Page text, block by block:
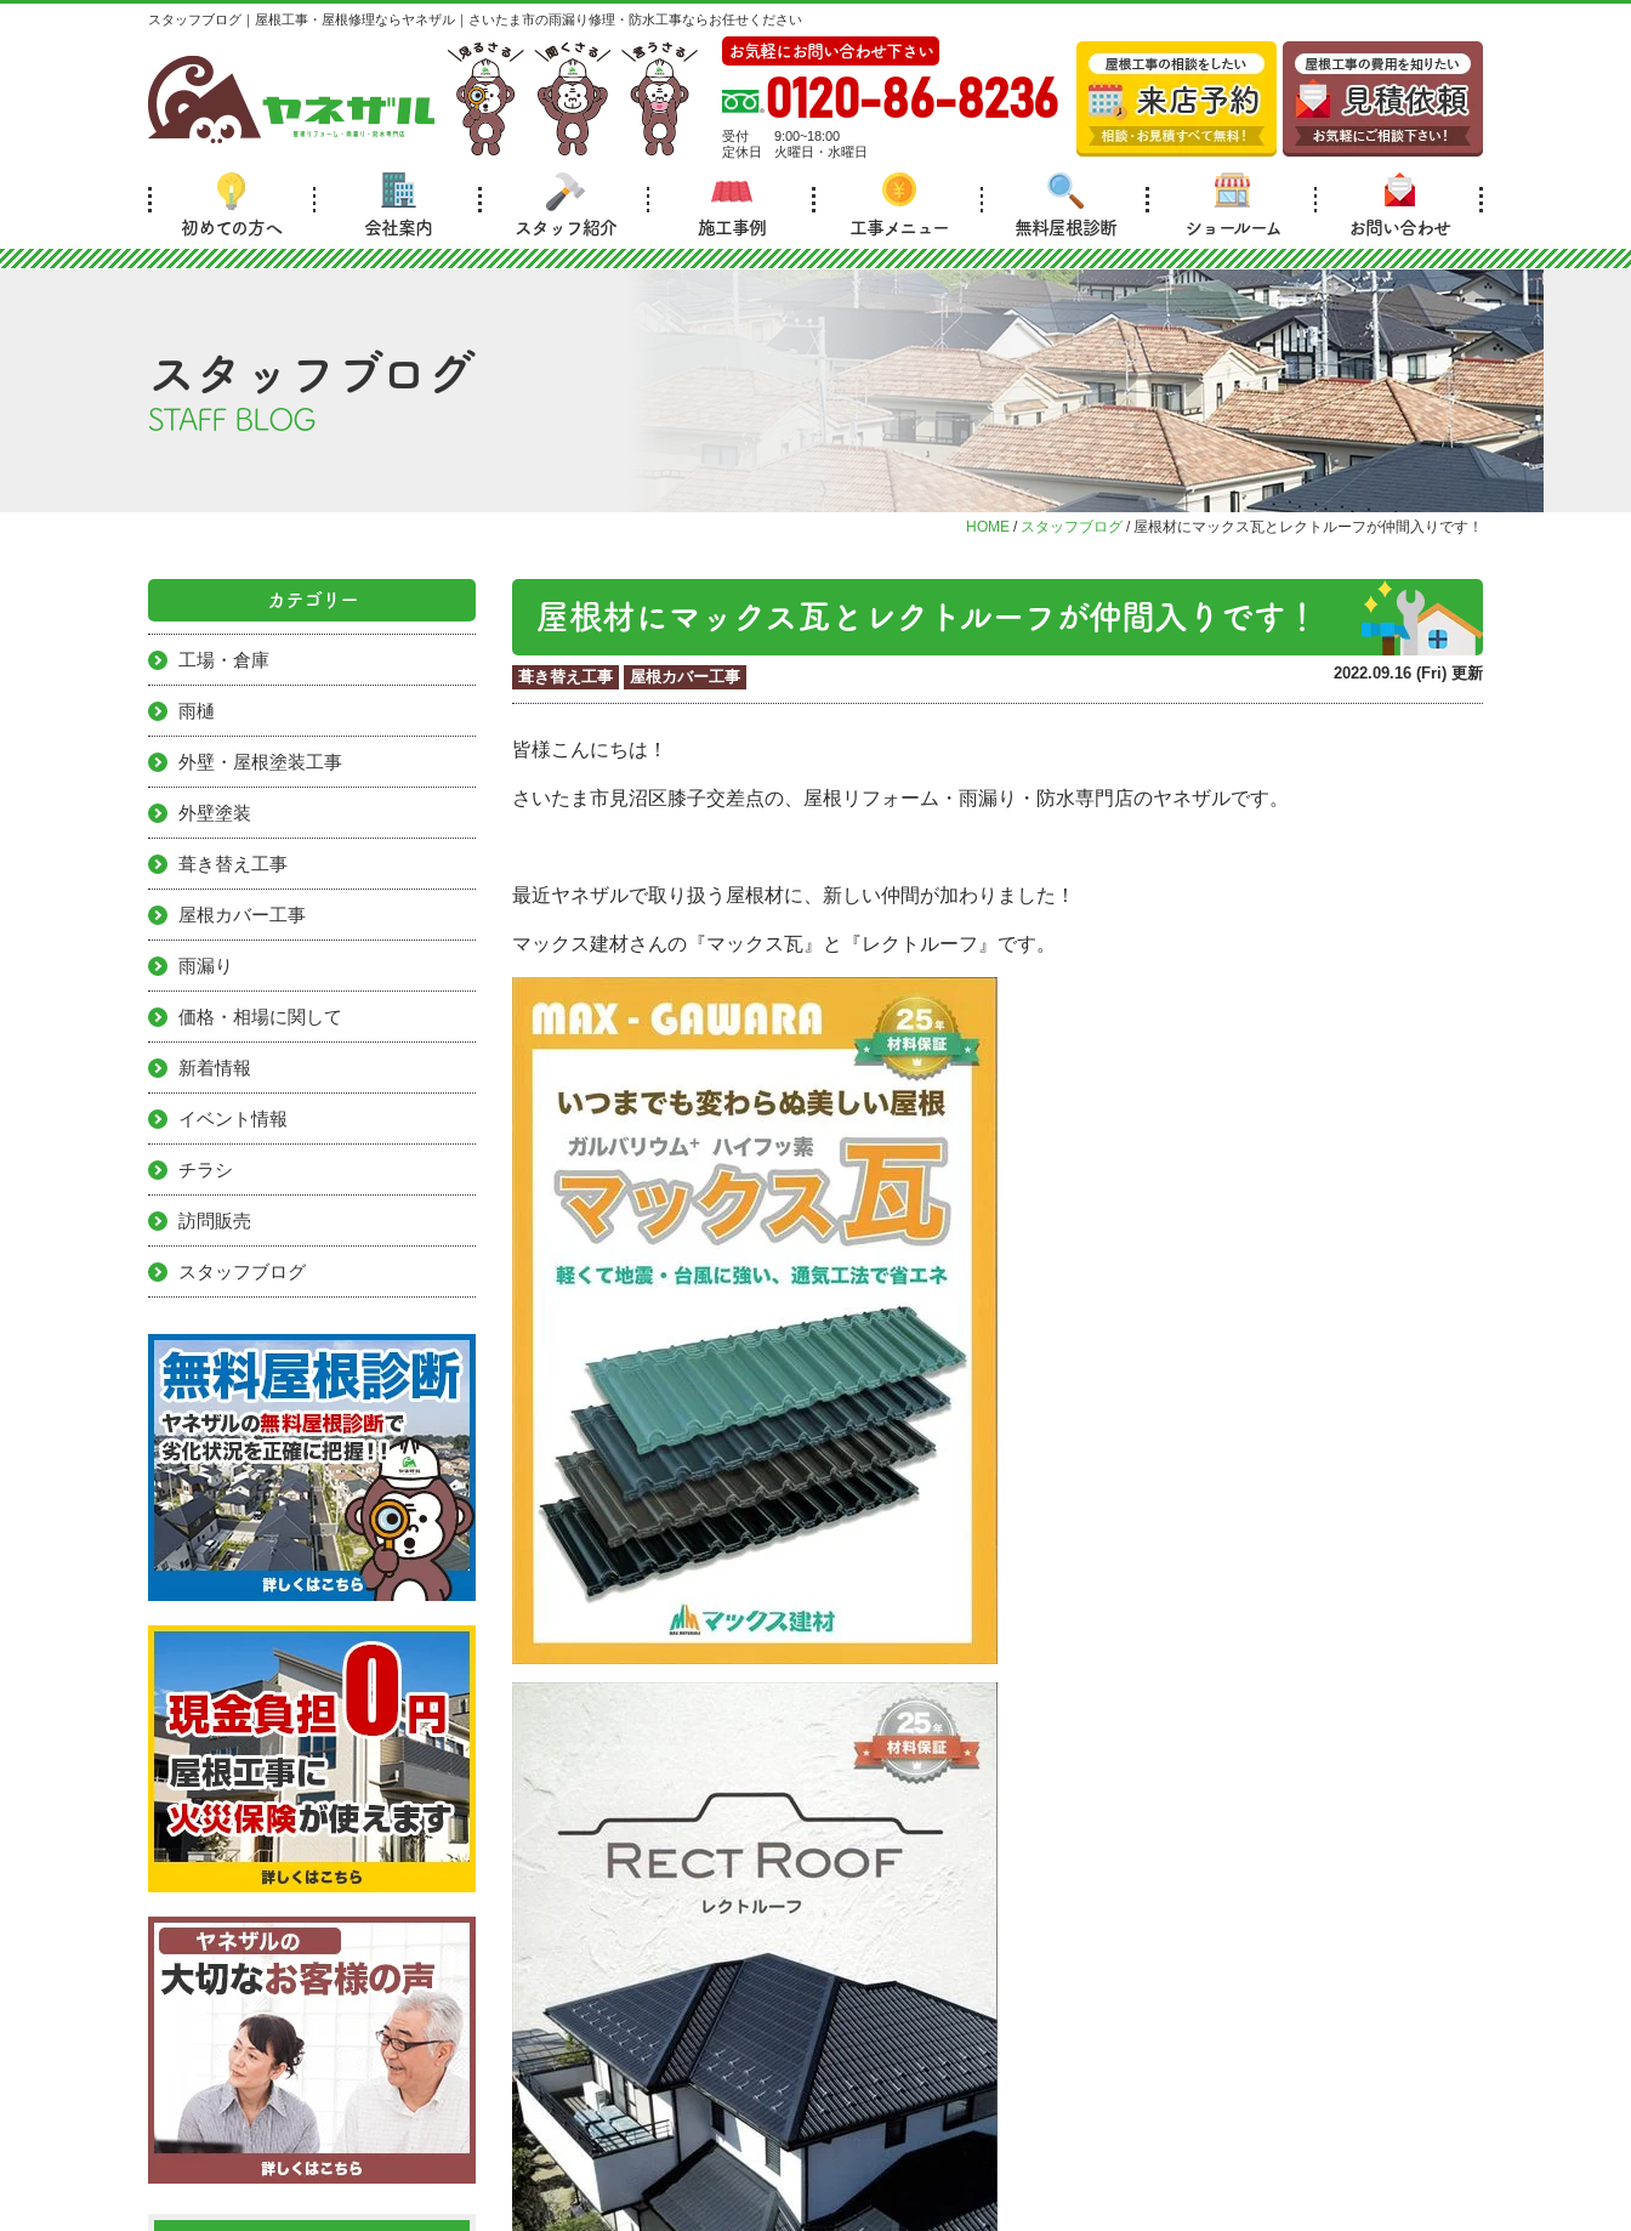
スタッフブログ｜屋根工事・屋根修理ならヤネザル｜さいたま市の雨漏り修理・防水工事ならお任せください
お気軽にお問い合わせ下さい
0120-86-8236
受付
9:00~18:00
定休日
火曜日・水曜日
初めての方へ 会社案内 スタッフ紹介 施工事例 工事メニュー 無料屋根診断 ショールーム お問い合わせ
スタッフブログ
STAFF BLOG
HOME / スタッフブログ / 屋根材にマックス瓦とレクトルーフが仲間入りです！
屋根材にマックス瓦とレクトルーフが仲間入りです！
葺き替え工事 屋根カバー工事 2022.09.16 (Fri) 更新
皆様こんにちは！
さいたま市見沼区膝子交差点の、屋根リフォーム・雨漏り・防水専門店のヤネザルです。
最近ヤネザルで取り扱う屋根材に、新しい仲間が加わりました！
マックス建材さんの『マックス瓦』と『レクトルーフ』です。
カテゴリー
工場・倉庫
雨樋
外壁・屋根塗装工事
外壁塗装
葺き替え工事
屋根カバー工事
雨漏り
価格・相場に関して
新着情報
イベント情報
チラシ
訪問販売
スタッフブログ